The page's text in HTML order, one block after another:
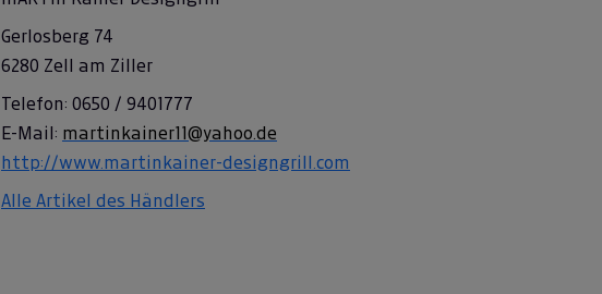
Gerlosberg 74
6280 Zell am Ziller
Telefon: 0650 / 9401777
E-Mail: martinkainer11@yahoo.de
http://www.martinkainer-designgrill.com
Alle Artikel des Händlers